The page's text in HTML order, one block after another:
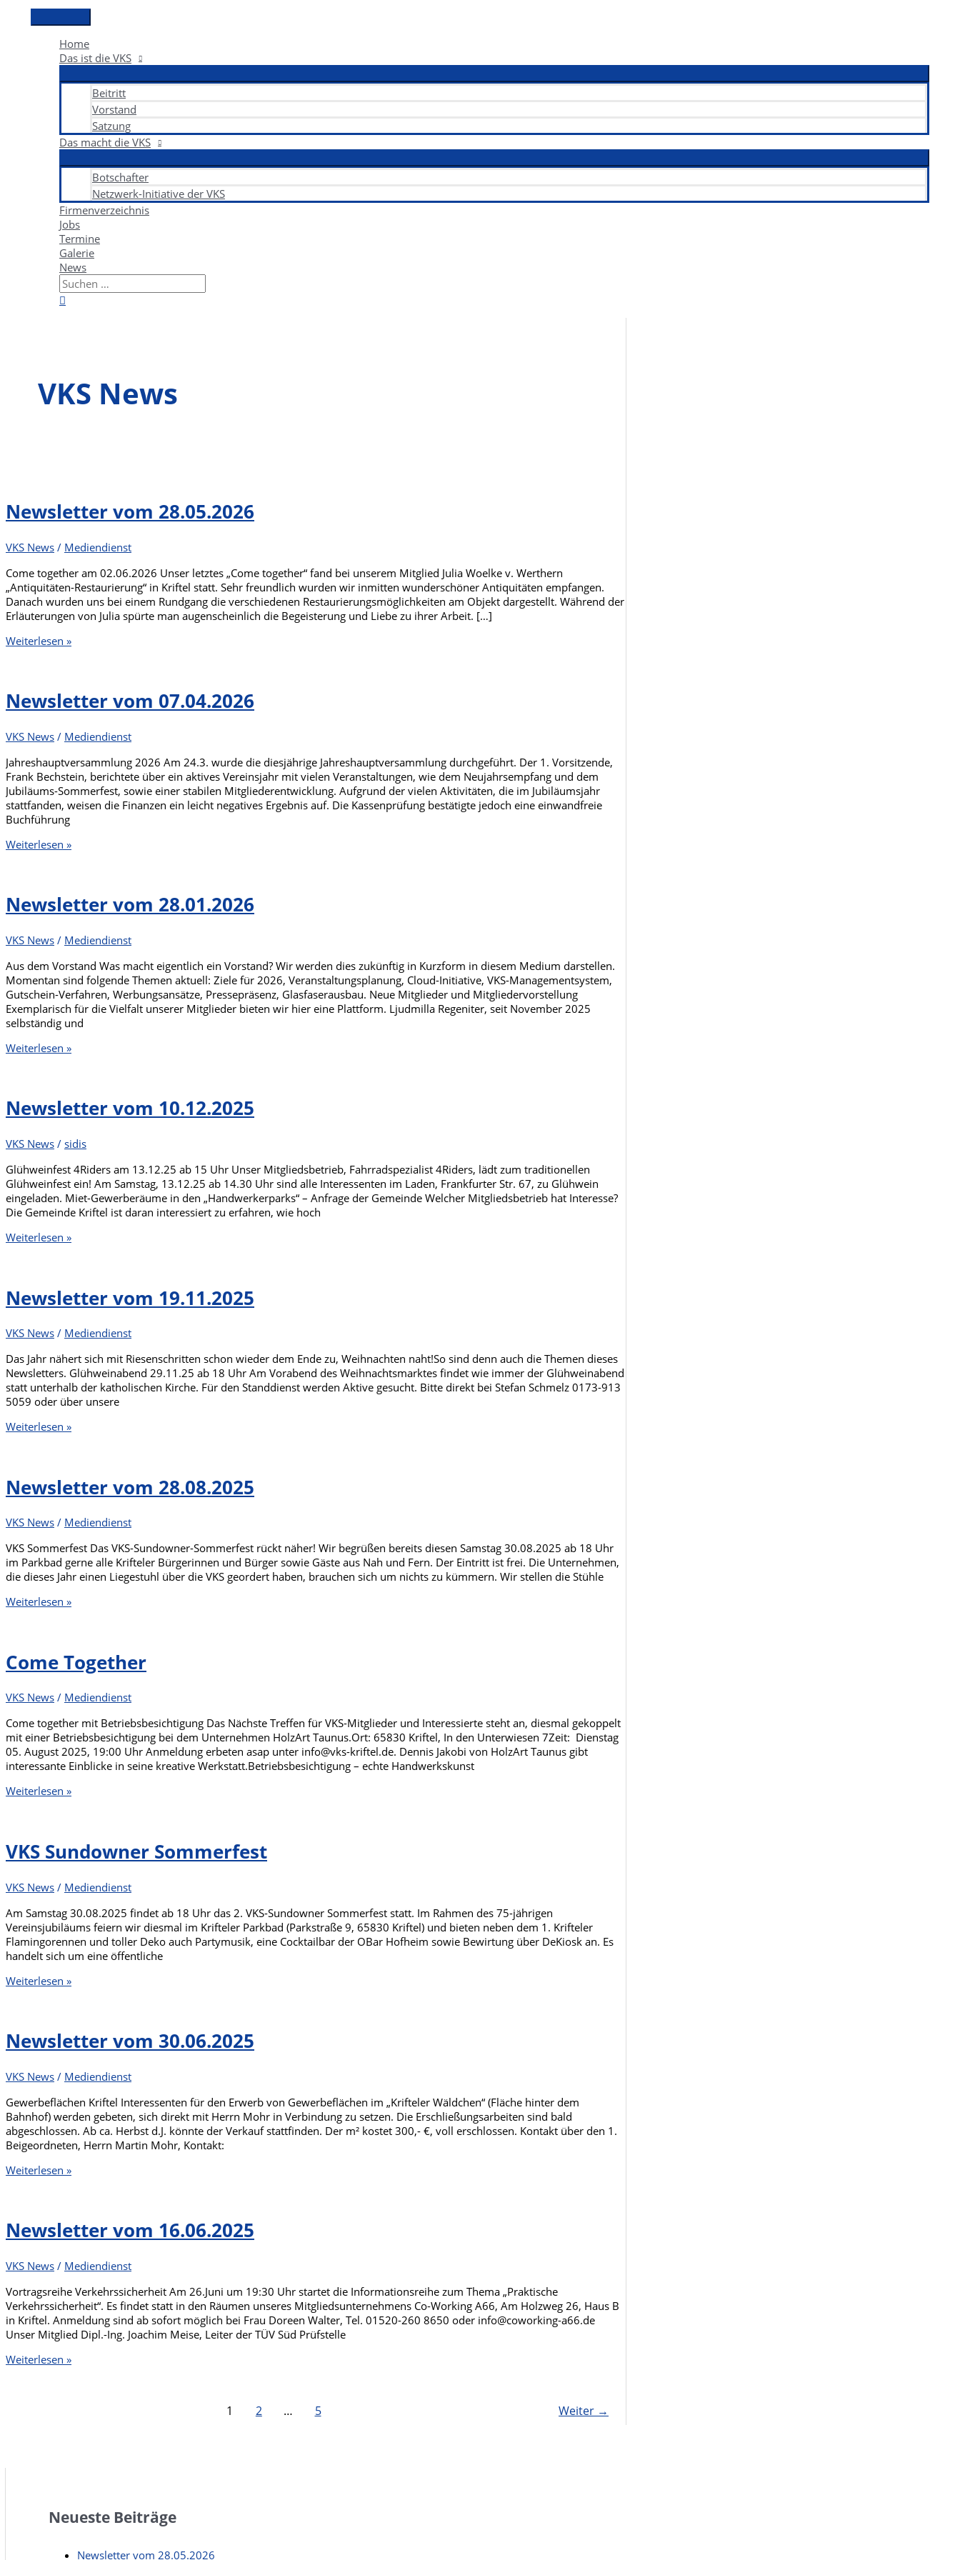
Inhalt
Hauptmenü
Home
Das ist die VKS
Beitritt
Vorstand
Satzung
Das macht die VKS
Botschafter
Netzwerk-Initiative der VKS
Firmenverzeichnis
Jobs
Termine
Galerie
News
Suchen
nach:
VKS News
Newsletter vom 28.05.2026
VKS News / Mediendienst
Come together am 02.06.2026 Unser letztes „Come together“ fand bei unserem Mitglied Julia Woelke v. Werthern
„Antiquitäten-Restaurierung“ in Kriftel statt. Sehr freundlich wurden wir inmitten wunderschöner Antiquitäten empfangen.
Danach wurden uns bei einem Rundgang die verschiedenen Restaurierungsmöglichkeiten am Objekt dargestellt. Während der
Erläuterungen von Julia spürte man augenscheinlich die Begeisterung und Liebe zu ihrer Arbeit. […]
Newsletter
Weiterlesen »
Newsletter vom 07.04.2026
VKS News / Mediendienst
Jahreshauptversammlung 2026 Am 24.3. wurde die diesjährige Jahreshauptversammlung durchgeführt. Der 1. Vorsitzende,
Frank Bechstein, berichtete über ein aktives Vereinsjahr mit vielen Veranstaltungen, wie dem Neujahrsempfang und dem
Jubiläums-Sommerfest, sowie einer stabilen Mitgliederentwicklung. Aufgrund der vielen Aktivitäten, die im Jubiläumsjahr
stattfanden, weisen die Finanzen ein leicht negatives Ergebnis auf. Die Kassenprüfung bestätigte jedoch eine einwandfreie
Buchführung
Newsletter
Weiterlesen »
Newsletter vom 28.01.2026
VKS News / Mediendienst
Aus dem Vorstand Was macht eigentlich ein Vorstand? Wir werden dies zukünftig in Kurzform in diesem Medium darstellen.
Momentan sind folgende Themen aktuell: Ziele für 2026, Veranstaltungsplanung, Cloud-Initiative, VKS-Managementsystem,
Gutschein-Verfahren, Werbungsansätze, Pressepräsenz, Glasfaserausbau. Neue Mitglieder und Mitgliedervorstellung
Exemplarisch für die Vielfalt unserer Mitglieder bieten wir hier eine Plattform. Ljudmilla Regeniter, seit November 2025
selbständig und
Newsletter
Weiterlesen »
Newsletter vom 10.12.2025
VKS News / sidis
Glühweinfest 4Riders am 13.12.25 ab 15 Uhr Unser Mitgliedsbetrieb, Fahrradspezialist 4Riders, lädt zum traditionellen
Glühweinfest ein! Am Samstag, 13.12.25 ab 14.30 Uhr sind alle Interessenten im Laden, Frankfurter Str. 67, zu Glühwein
eingeladen. Miet-Gewerberäume in den „Handwerkerparks“ – Anfrage der Gemeinde Welcher Mitgliedsbetrieb hat Interesse?
Die Gemeinde Kriftel ist daran interessiert zu erfahren, wie hoch
Newsletter
Weiterlesen »
Newsletter vom 19.11.2025
VKS News / Mediendienst
Das Jahr nähert sich mit Riesenschritten schon wieder dem Ende zu, Weihnachten naht!So sind denn auch die Themen dieses
Newsletters. Glühweinabend 29.11.25 ab 18 Uhr Am Vorabend des Weihnachtsmarktes findet wie immer der Glühweinabend
statt unterhalb der katholischen Kirche. Für den Standdienst werden Aktive gesucht. Bitte direkt bei Stefan Schmelz 0173-913
5059 oder über unsere
Newsletter
Weiterlesen »
Newsletter vom 28.08.2025
VKS News / Mediendienst
VKS Sommerfest Das VKS-Sundowner-Sommerfest rückt näher! Wir begrüßen bereits diesen Samstag 30.08.2025 ab 18 Uhr
im Parkbad gerne alle Krifteler Bürgerinnen und Bürger sowie Gäste aus Nah und Fern. Der Eintritt ist frei. Die Unternehmen,
die dieses Jahr einen Liegestuhl über die VKS geordert haben, brauchen sich um nichts zu kümmern. Wir stellen die Stühle
Newsletter
Weiterlesen »
Come Together
VKS News / Mediendienst
Come together mit Betriebsbesichtigung Das Nächste Treffen für VKS-Mitglieder und Interessierte steht an, diesmal gekoppelt
mit einer Betriebsbesichtigung bei dem Unternehmen HolzArt Taunus.Ort: 65830 Kriftel, In den Unterwiesen 7Zeit: Dienstag
05. August 2025, 19:00 Uhr Anmeldung erbeten asap unter info@vks-kriftel.de. Dennis Jakobi von HolzArt Taunus gibt
interessante Einblicke in seine kreative Werkstatt.Betriebsbesichtigung – echte Handwerkskunst
Come
Weiterlesen »
VKS Sundowner Sommerfest
VKS News / Mediendienst
Am Samstag 30.08.2025 findet ab 18 Uhr das 2. VKS-Sundowner Sommerfest statt. Im Rahmen des 75-jährigen
Vereinsjubiläums feiern wir diesmal im Krifteler Parkbad (Parkstraße 9, 65830 Kriftel) und bieten neben dem 1. Krifteler
Flamingorennen und toller Deko auch Partymusik, eine Cocktailbar der OBar Hofheim sowie Bewirtung über DeKiosk an. Es
handelt sich um eine öffentliche
VKS
Weiterlesen »
Newsletter vom 30.06.2025
VKS News / Mediendienst
Gewerbeflächen Kriftel Interessenten für den Erwerb von Gewerbeflächen im „Krifteler Wäldchen“ (Fläche hinter dem
Bahnhof) werden gebeten, sich direkt mit Herrn Mohr in Verbindung zu setzen. Die Erschließungsarbeiten sind bald
abgeschlossen. Ab ca. Herbst d.J. könnte der Verkauf stattfinden. Der m² kostet 300,- €, voll erschlossen. Kontakt über den 1.
Beigeordneten, Herrn Martin Mohr, Kontakt:
Newsletter
Weiterlesen »
Newsletter vom 16.06.2025
VKS News / Mediendienst
Vortragsreihe Verkehrssicherheit Am 26.Juni um 19:30 Uhr startet die Informationsreihe zum Thema „Praktische
Verkehrssicherheit“. Es findet statt in den Räumen unseres Mitgliedsunternehmens Co-Working A66, Am Holzweg 26, Haus B
in Kriftel. Anmeldung sind ab sofort möglich bei Frau Doreen Walter, Tel. 01520-260 8650 oder info@coworking-a66.de
Unser Mitglied Dipl.-Ing. Joachim Meise, Leiter der TÜV Süd Prüfstelle
Newsletter
Weiterlesen »
1 2 … 5 Weiter →
Neueste Beiträge
Newsletter vom 28.05.2026